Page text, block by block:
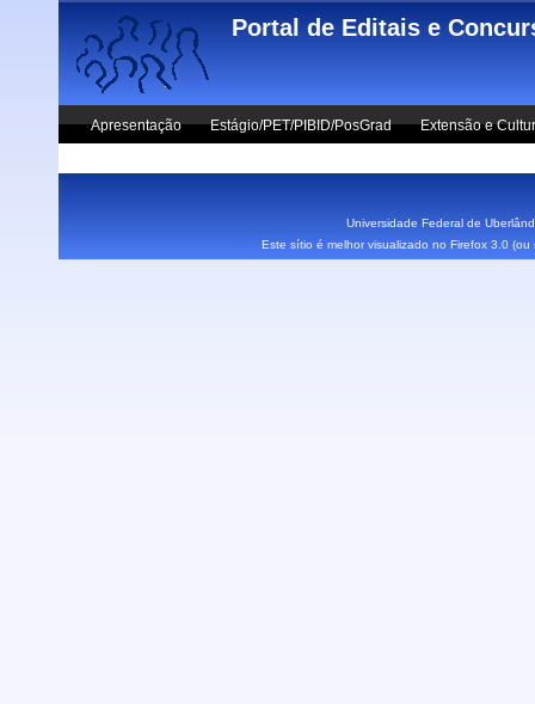
Skip to main content
Portal de Editais e
Apresentação Estágio/PET/PIBID/PosGrad Extensão e
Universidade Federal de
Este sítio é melhor visualizado no Firefox 3.0